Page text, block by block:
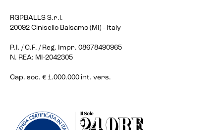
RGPBALLS S.r.l.
20092 Cinisello Balsamo (MI) - Italy
P.I. / C.F. / Reg. Impr. 08678490965
N. REA: MI-2042305
Cap. soc. € 1.000.000 int. vers.